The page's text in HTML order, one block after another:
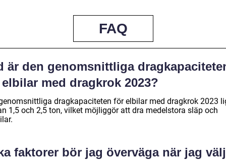
FAQ
är den genomsnittliga
med dragkrok 2023?
dragkapaciteten för elbilar med dragkrok 2023
1,5 och 2,5 ton, vilket möjliggör att dra medelstora släp och
faktorer bör jag överväga när jag